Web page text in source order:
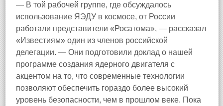
— В той рабочей группе, где обсуждалось
использование ЯЭДУ в космосе, от России
работали представители «Росатома», — рассказал
«Известиям» один из членов российской
делегации. — Они подготовили доклад о нашей
программе создания ядерного двигателя с
акцентом на то, что современные технологии
позволяют обеспечить гораздо более высокий
уровень безопасности, чем в прошлом веке. Пока